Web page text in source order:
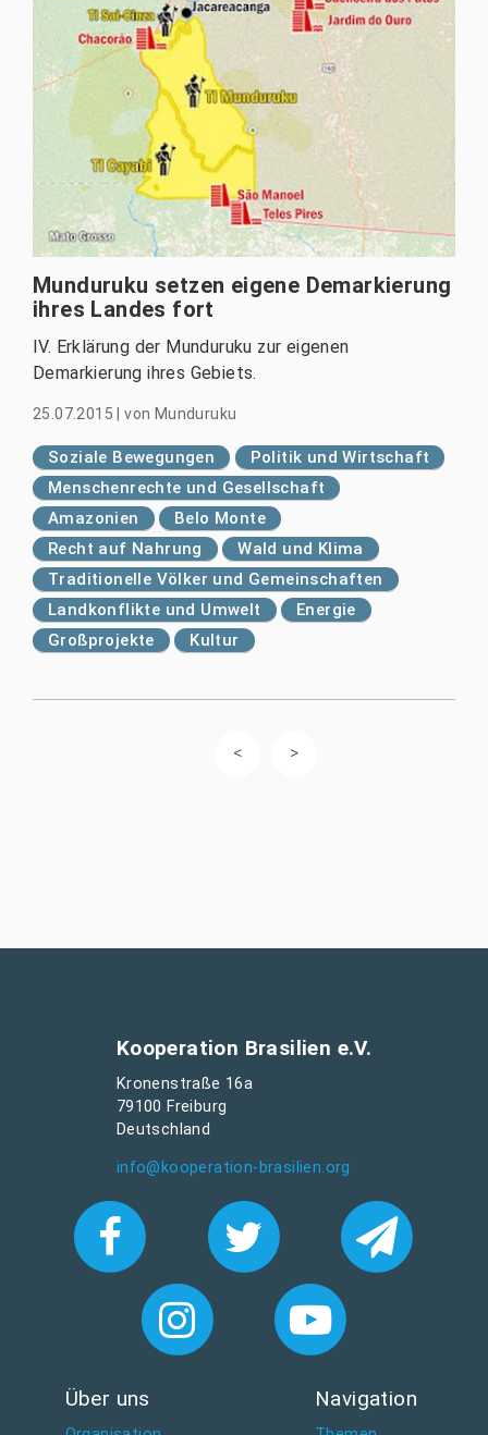
Munduruku setzen eigene Demarkierung
ihres Landes fort
IV. Erklärung der Munduruku zur eigenen
Demarkierung ihres Gebiets.
25.07.2015 |von Munduruku
Soziale Bewegungen
Politik und Wirtschaft
Menschenrechte und Gesellschaft
Amazonien
Belo Monte
Recht auf Nahrung
Wald und Klima
Traditionelle Völker und Gemeinschaften
Landkonflikte und Umwelt
Energie
Großprojekte
Kultur
Kooperation Brasilien e.V.
Kronenstraße 16a
79100 Freiburg
Deutschland
info@kooperation-brasilien.org
Über uns Navigation